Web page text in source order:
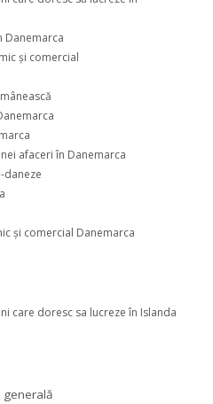
Danemarca
şi comercial
afaceri în Danemarca
daneze
şi comercial Danemarca
care doresc sa lucreze în Islanda
generală